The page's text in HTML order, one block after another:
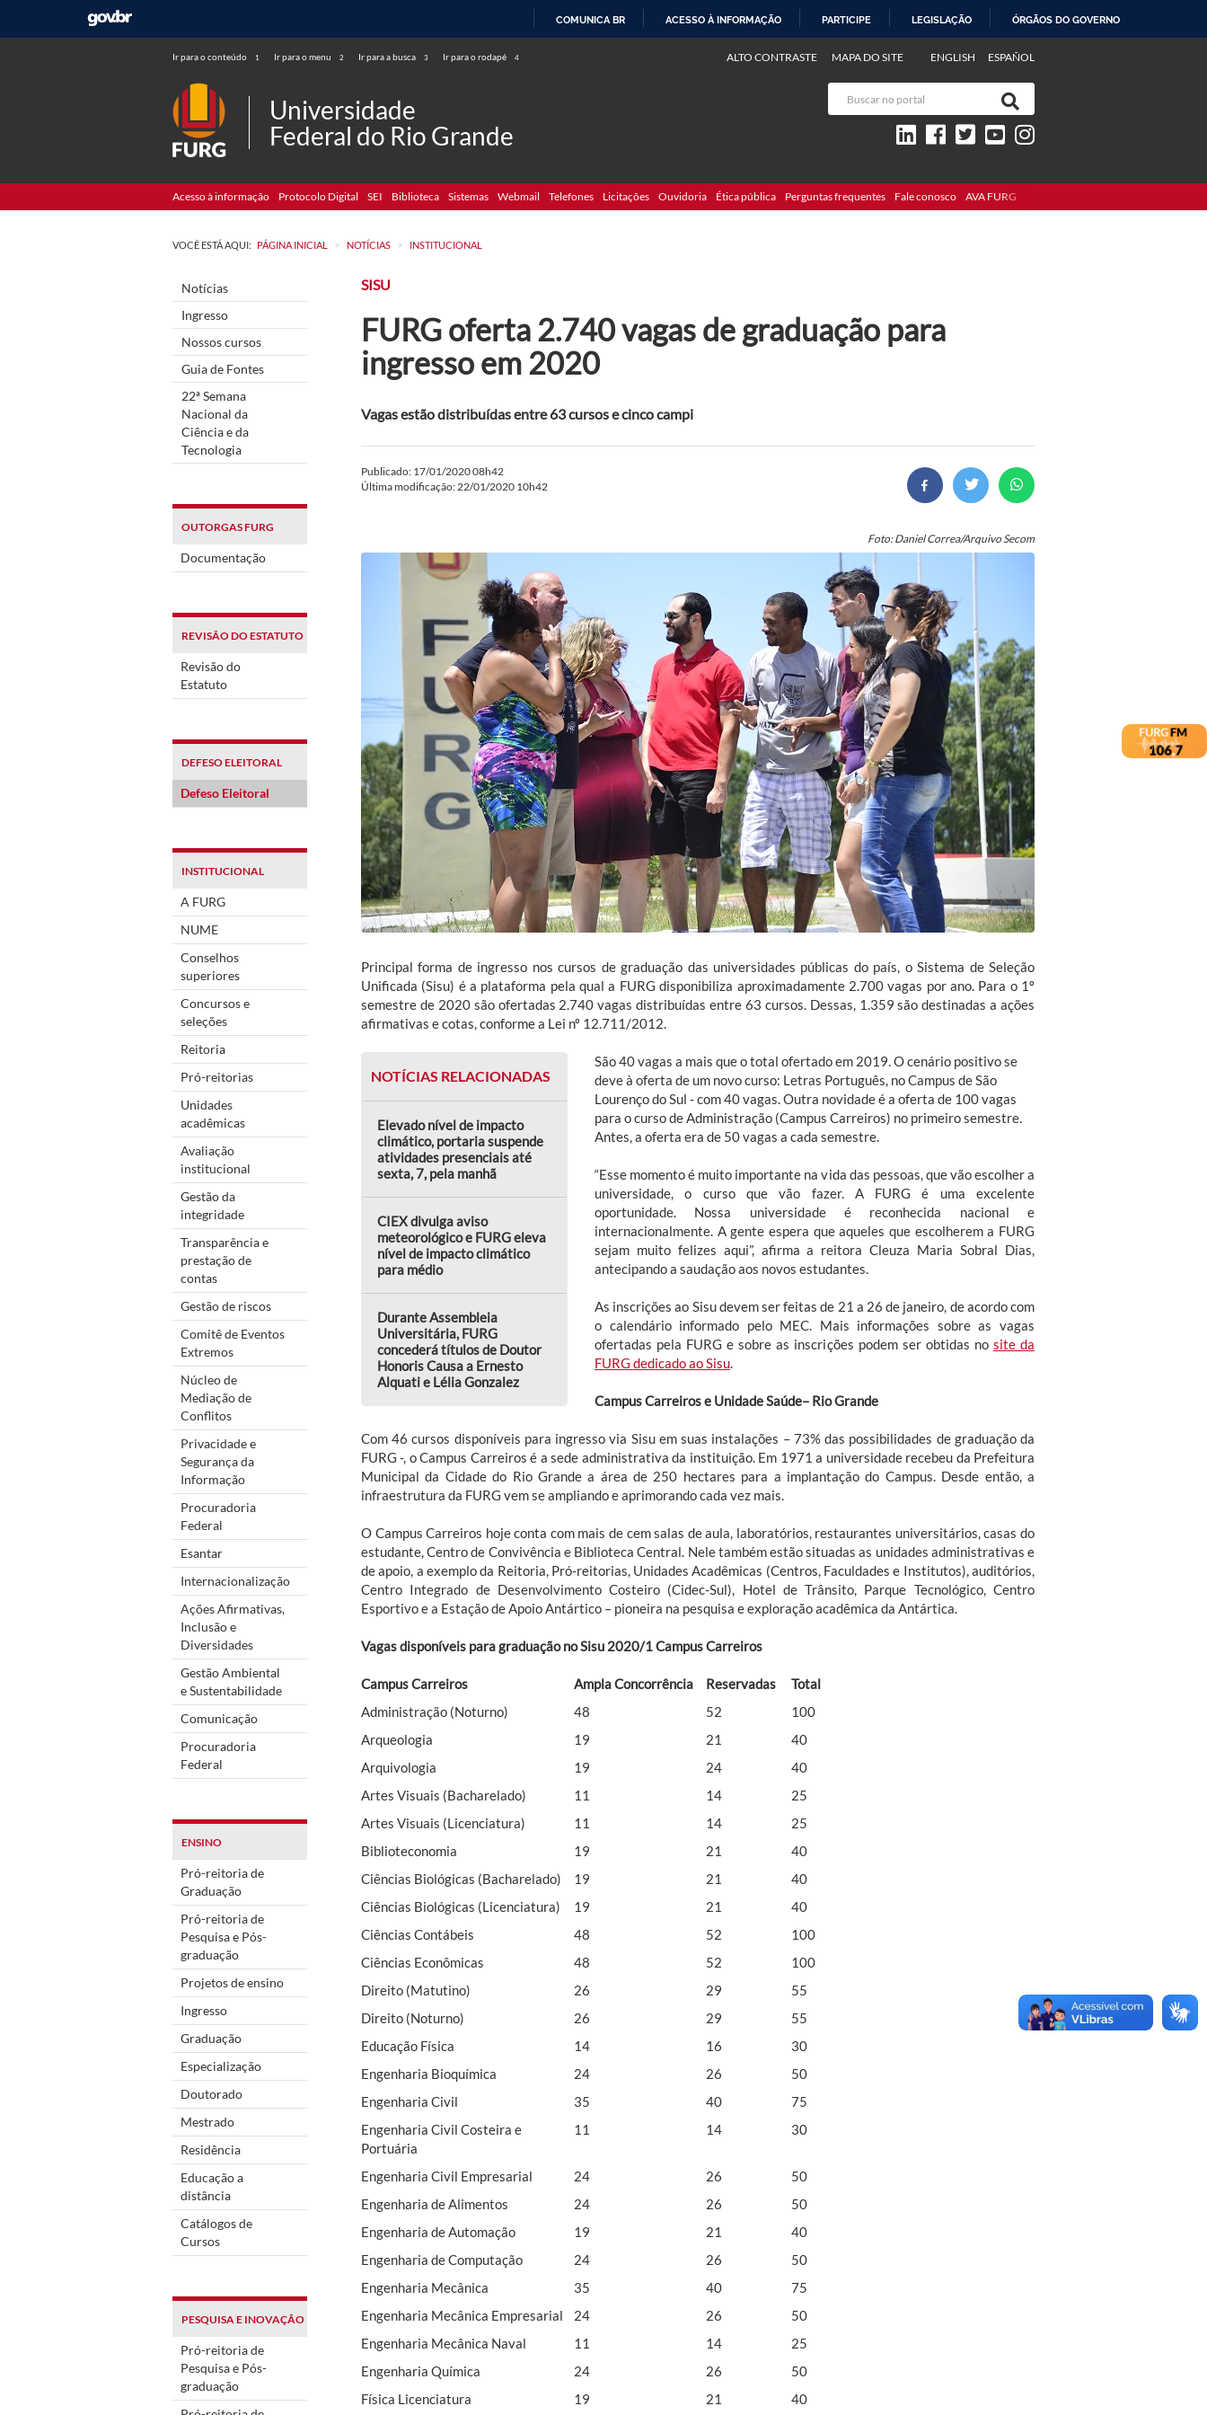
COMUNICA BR ACESSO À INFORMAÇÃO PARTICIPE LEGISLAÇÃO ÓRGÃOS DO GOVERNO
Ir para o conteúdo 1 Ir para o menu 2 Ir para a busca 3 Ir para o rodapé 4 ENGLISH ESPAÑOL
ALTO CONTRASTE MAPA DO SITE
Universidade
Federal do Rio Grande
Acesso à informação Protocolo Digital SEI Biblioteca Sistemas Webmail Telefones Licitações Ouvidoria Ética pública Perguntas frequentes Fale conosco AVA FURG
VOCÊ ESTÁ AQUI: PÁGINA INICIAL > NOTÍCIAS > INSTITUCIONAL
Notícias
Ingresso
Nossos cursos
Guia de Fontes
22ª Semana
Nacional da
Ciência e da
Tecnologia
OUTORGAS FURG
Documentação
REVISÃO DO ESTATUTO
Revisão do
Estatuto
DEFESO ELEITORAL
Defeso Eleitoral
INSTITUCIONAL
A FURG
NUME
Conselhos
superiores
Concursos e
seleções
Reitoria
Pró-reitorias
Unidades
acadêmicas
Avaliação
institucional
Gestão da
integridade
Transparência e
prestação de
contas
Gestão de riscos
Comitê de Eventos
Extremos
Núcleo de
Mediação de
Conflitos
Privacidade e
Segurança da
Informação
Procuradoria
Federal
Esantar
Internacionalização
Ações Afirmativas,
Inclusão e
Diversidades
Gestão Ambiental
e Sustentabilidade
Comunicação
Procuradoria
Federal
ENSINO
Pró-reitoria de
Graduação
Pró-reitoria de
Pesquisa e Pós-
graduação
Projetos de ensino
Ingresso
Graduação
Especialização
Doutorado
Mestrado
Residência
Educação a
distância
Catálogos de
Cursos
PESQUISA E INOVAÇÃO
Pró-reitoria de
Pesquisa e Pós-
graduação
SISU
FURG oferta 2.740 vagas de graduação para
ingresso em 2020
Vagas estão distribuídas entre 63 cursos e cinco campi
Publicado: 17/01/2020 08h42
Última modificação: 22/01/2020 10h42
Foto: Daniel Correa/Arquivo Secom
Principal forma de ingresso nos cursos de graduação das universidades públicas do país, o Sistema de Seleção
Unificada (Sisu) é a plataforma pela qual a FURG disponibiliza aproximadamente 2.700 vagas por ano. Para o 1º
semestre de 2020 são ofertadas 2.740 vagas distribuídas entre 63 cursos. Dessas, 1.359 são destinadas a ações
afirmativas e cotas, conforme a Lei nº 12.711/2012.
NOTÍCIAS RELACIONADAS
Elevado nível de impacto
climático, portaria suspende
atividades presenciais até
sexta, 7, pela manhã
CIEX divulga aviso
meteorológico e FURG eleva
nível de impacto climático
para médio
Durante Assembleia
Universitária, FURG
concederá títulos de Doutor
Honoris Causa a Ernesto
Alquati e Lélia Gonzalez
São 40 vagas a mais que o total ofertado em 2019. O cenário positivo se
deve à oferta de um novo curso: Letras Português, no Campus de São
Lourenço do Sul - com 40 vagas. Outra novidade é a oferta de 100 vagas
para o curso de Administração (Campus Carreiros) no primeiro semestre.
Antes, a oferta era de 50 vagas a cada semestre.
“Esse momento é muito importante na vida das pessoas, que vão escolher a
universidade, o curso que vão fazer. A FURG é uma excelente
oportunidade. Nossa universidade é reconhecida nacional e
internacionalmente. A gente espera que aqueles que escolherem a FURG
sejam muito felizes aqui”, afirma a reitora Cleuza Maria Sobral Dias,
antecipando a saudação aos novos estudantes.
As inscrições ao Sisu devem ser feitas de 21 a 26 de janeiro, de acordo com
o calendário informado pelo MEC. Mais informações sobre as vagas
ofertadas pela FURG e sobre as inscrições podem ser obtidas no site da
FURG dedicado ao Sisu
Campus Carreiros e Unidade Saúde– Rio Grande
Com 46 cursos disponíveis para ingresso via Sisu em suas instalações – 73% das possibilidades de graduação da
FURG -, o Campus Carreiros é a sede administrativa da instituição. Em 1971 a universidade recebeu da Prefeitura
Municipal da Cidade do Rio Grande a área de 250 hectares para a implantação do Campus. Desde então, a
infraestrutura da FURG vem se ampliando e aprimorando cada vez mais.
O Campus Carreiros hoje conta com mais de cem salas de aula, laboratórios, restaurantes universitários, casas do
estudante, Centro de Convivência e Biblioteca Central. Nele também estão situadas as unidades administrativas e
de apoio, a exemplo da Reitoria, Pró-reitorias, Unidades Acadêmicas (Centros, Faculdades e Institutos), auditórios,
Centro Integrado de Desenvolvimento Costeiro (Cidec-Sul), Hotel de Trânsito, Parque Tecnológico, Centro
Esportivo e a Estação de Apoio Antártico – pioneira na pesquisa e exploração acadêmica da Antártica.
Vagas disponíveis para graduação no Sisu 2020/1 Campus Carreiros
Campus Carreiros Ampla Concorrência Reservadas
Total
Administração (Noturno)
48 52
100
Arqueologia
19 21
40
Arquivologia
19 24
40
Artes Visuais (Bacharelado)
11 14
25
Artes Visuais (Licenciatura)
11 14
25
Biblioteconomia
19 21
40
Ciências Biológicas (Bacharelado)
19 21
40
Ciências Biológicas (Licenciatura)
19 21
40
Ciências Contábeis
48 52
100
Ciências Econômicas
48 52
100
Direito (Matutino)
26 29
55
Direito (Noturno)
26 29
55
Educação Física
14 16
30
Engenharia Bioquímica
24 26
50
Engenharia Civil
35 40
75
Engenharia Civil Costeira e
Portuária
11 14 30
Engenharia Civil Empresarial 24 26
50
Engenharia de Alimentos
24 26
50
Engenharia de Automação
19 21
40
Engenharia de Computação
24 26
50
Engenharia Mecânica
35 40
75
Engenharia Mecânica Empresarial
24 26
50
Engenharia Mecânica Naval
11 14
25
Engenharia Química
24 26
50
Física Licenciatura
19 21
40